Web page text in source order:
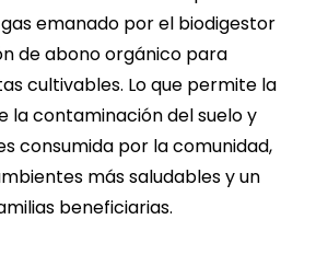
emanado por el biodigestor
de abono orgánico para
cultivables. Lo que permite la
la contaminación del suelo y
consumida por la comunidad,
más saludables y un
beneficiarias.